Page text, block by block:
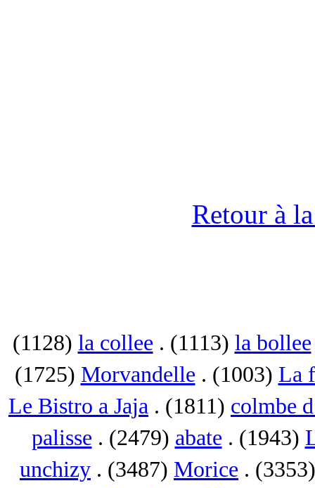
Retour à
(1128) la collee . (1113) la bollee
(1725) Morvandelle . (1003) La
Le Bistro a Jaja . (1811) colmbe
palisse . (2479) abate . (1943)
unchizy . (3487) Morice .